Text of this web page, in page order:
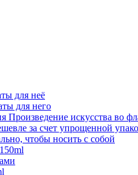
для неё
для него
Произведение искусства во
за счет упрощенной
чтобы носить с собой